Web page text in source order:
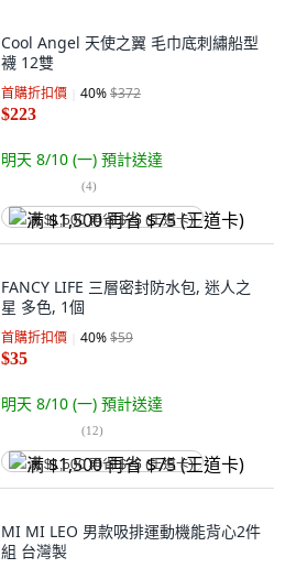
Cool Angel 天使之翼 毛巾底刺繡船型
襪 12雙
首購折扣價 40%$372
$223
明天 8/10 (一) 預計送達
(4)
满 $1,500 再省 $75 (王道卡)
FANCY LIFE 三層密封防水包, 迷人之
星 多色, 1個
首購折扣價 40%$59
$35
明天 8/10 (一) 預計送達
(12)
满 $1,500 再省 $75 (王道卡)
MI MI LEO 男款吸排運動機能背心2件
組 台灣製